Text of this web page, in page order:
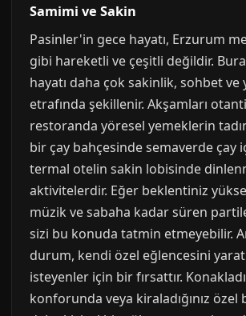
Samimi ve Sakin
Pasinler'in gece hayatı, Erzurum
gibi hareketli ve çeşitli değildir.
hayatı daha çok sakinlik, sohbet ve
etrafında şekillenir. Akşamları
restoranda yöresel yemeklerin
bir çay bahçesinde semaverde çay
termal otelin sakin lobisinde
aktivitelerdir. Eğer beklentiniz
müzik ve sabaha kadar süren
sizi bu konuda tatmin etmeyebilir.
durum, kendi özel eğlencesini
isteyenler için bir fırsattır.
konforunda veya kiraladığınız özel